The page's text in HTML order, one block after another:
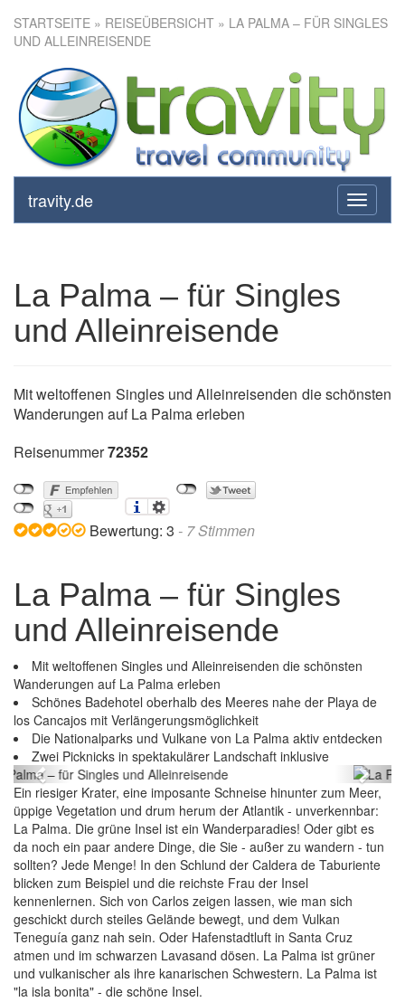
STARTSEITE » REISEÜBERSICHT » LA PALMA – FÜR SINGLES
UND ALLEINREISENDE
toggle
travity.de
La Palma – für Singles und
Alleinreisende
La Palma – für Singles
und Alleinreisende
Mit weltoffenen Singles und Alleinreisenden die schönsten
Wanderungen auf La Palma erleben
Reisenummer72352
Bewertung: 3 - 7Stimmen
La Palma – für Singles
und Alleinreisende
Mit weltoffenen Singles und Alleinreisenden die schönsten
Wanderungen auf La Palma erleben
Schönes Badehotel oberhalb des Meeres nahe der Playa de
los Cancajos mit Verlängerungsmöglichkeit
Die Nationalparks und Vulkane von La Palma aktiv entdecken
Zwei Picknicks in spektakulärer Landschaft inklusive
La Palma – für Singles und Alleinreisende
Previous Next
Ein riesiger Krater, eine imposante Schneise hinunter zum Meer,
üppige Vegetation und drum herum der Atlantik - unverkennbar:
La Palma. Die grüne Insel ist ein Wanderparadies! Oder gibt es
da noch ein paar andere Dinge, die Sie - außer zu wandern - tun
sollten? Jede Menge! In den Schlund der Caldera de Taburiente
blicken zum Beispiel und die reichste Frau der Insel
kennenlernen. Sich von Carlos zeigen lassen, wie man sich
geschickt durch steiles Gelände bewegt, und dem Vulkan
Teneguía ganz nah sein. Oder Hafenstadtluft in Santa Cruz
atmen und im schwarzen Lavasand dösen. La Palma ist grüner
und vulkanischer als ihre kanarischen Schwestern. La Palma ist
"la isla bonita" - die schöne Insel.